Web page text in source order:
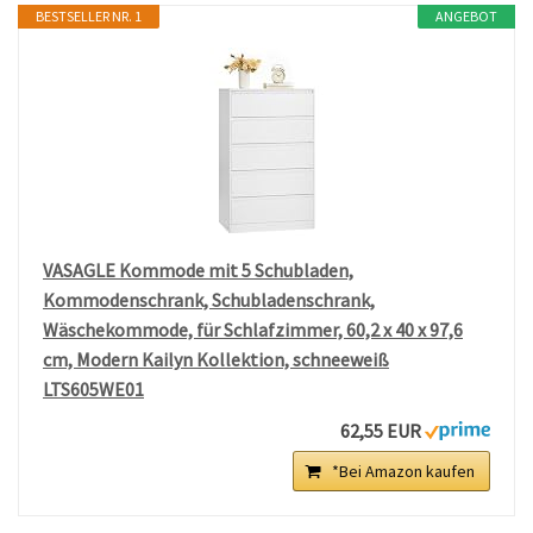
ANGEBOT
BESTSELLER NR. 1
VASAGLE Kommode mit 5 Schubladen,
Kommodenschrank, Schubladenschrank,
Wäschekommode, für Schlafzimmer, 60,2 x 40 x 97,6
cm, Modern Kailyn Kollektion, schneeweiß
LTS605WE01
62,55 EUR
*Bei Amazon kaufen